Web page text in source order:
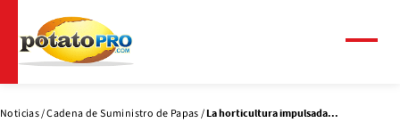
contenido
principal
Noticias Cadena de Suministro de Papas La horticultura impulsada...